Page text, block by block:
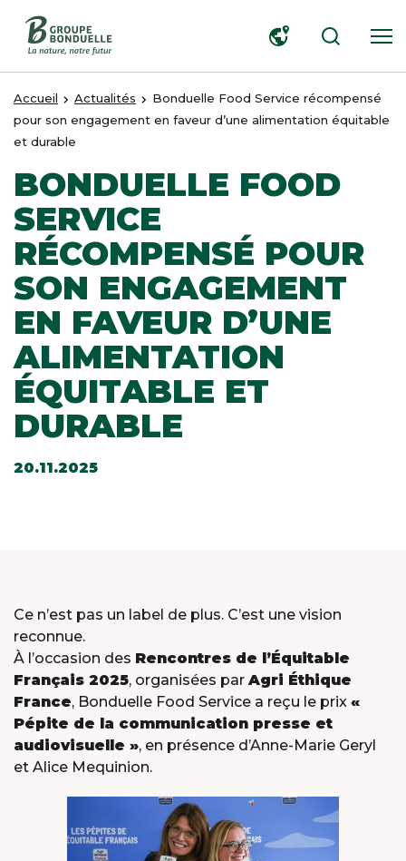
Accueil Actualités
Bonduelle Food Service récompensé
pour son engagement en faveur d’une alimentation équitable
et durable
BONDUELLE FOOD
SERVICE
RÉCOMPENSÉ POUR
SON ENGAGEMENT
EN FAVEUR D’UNE
ALIMENTATION
ÉQUITABLE ET
DURABLE
20.11.2025
Ce n’est pas un label de plus. C’est une vision
reconnue.
À l’occasion des Rencontres de l’Équitable
Français 2025, organisées par Agri Éthique
France, Bonduelle Food Service a reçu le prix «
Pépite de la communication presse et
audiovisuelle », en présence d’Anne-Marie Geryl
et Alice Mequinion.